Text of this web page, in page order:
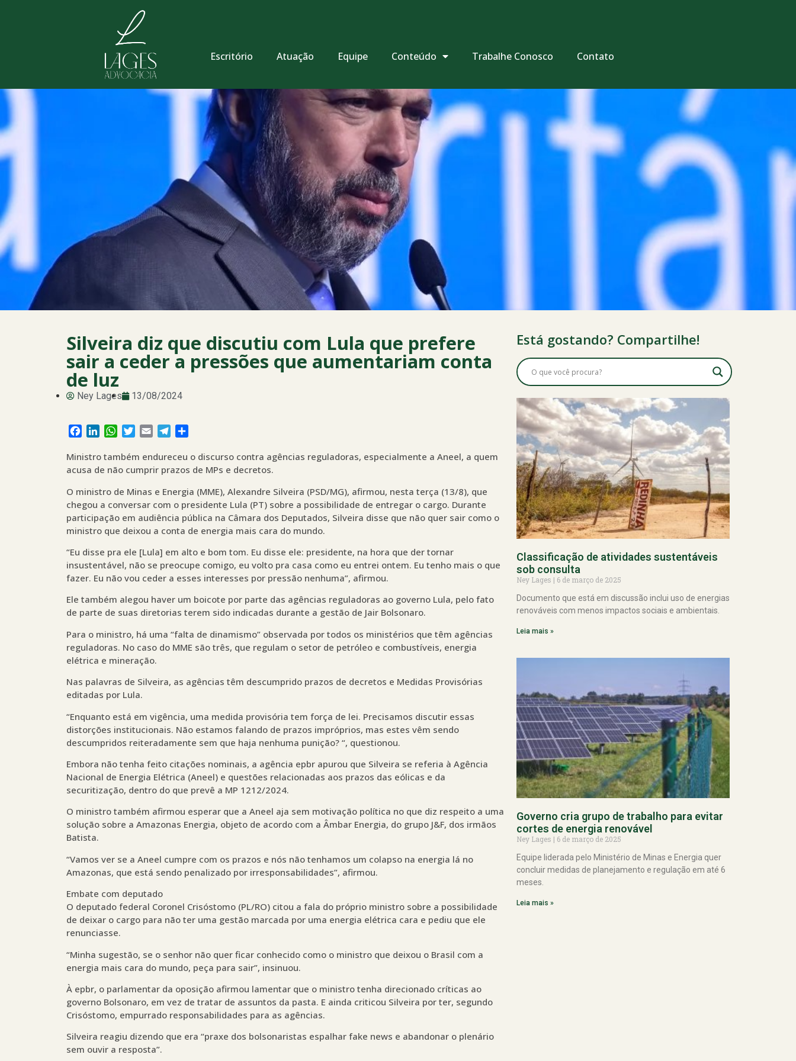
Escritório Atuação Equipe Conteúdo Trabalhe Conosco Contato
Silveira diz que discutiu com Lula que prefere
sair a ceder a pressões que aumentariam conta
de luz
Ney Lages 13/08/2024
Facebook
LinkedInWhatsApp
Twitter
Email Telegram
Ministro também endureceu o discurso contra agências reguladoras, especialmente a Aneel, a quem
acusa de não cumprir prazos de MPs e decretos.
O ministro de Minas e Energia (MME), Alexandre Silveira (PSD/MG), afirmou, nesta terça (13/8), que
chegou a conversar com o presidente Lula (PT) sobre a possibilidade de entregar o cargo. Durante
participação em audiência pública na Câmara dos Deputados, Silveira disse que não quer sair como o
ministro que deixou a conta de energia mais cara do mundo.
“Eu disse pra ele [Lula] em alto e bom tom. Eu disse ele: presidente, na hora que der tornar
insustentável, não se preocupe comigo, eu volto pra casa como eu entrei ontem. Eu tenho mais o que
fazer. Eu não vou ceder a esses interesses por pressão nenhuma”, afirmou.
Ele também alegou haver um boicote por parte das agências reguladoras ao governo Lula, pelo fato
de parte de suas diretorias terem sido indicadas durante a gestão de Jair Bolsonaro.
Para o ministro, há uma “falta de dinamismo” observada por todos os ministérios que têm agências
reguladoras. No caso do MME são três, que regulam o setor de petróleo e combustíveis, energia
elétrica e mineração.
Nas palavras de Silveira, as agências têm descumprido prazos de decretos e Medidas Provisórias
editadas por Lula.
“Enquanto está em vigência, uma medida provisória tem força de lei. Precisamos discutir essas
distorções institucionais. Não estamos falando de prazos impróprios, mas estes vêm sendo
descumpridos reiteradamente sem que haja nenhuma punição? “, questionou.
Embora não tenha feito citações nominais, a agência epbr apurou que Silveira se referia à Agência
Nacional de Energia Elétrica (Aneel) e questões relacionadas aos prazos das eólicas e da
securitização, dentro do que prevê a MP 1212/2024.
O ministro também afirmou esperar que a Aneel aja sem motivação política no que diz respeito a uma
solução sobre a Amazonas Energia, objeto de acordo com a Âmbar Energia, do grupo J&F, dos irmãos
Batista.
“Vamos ver se a Aneel cumpre com os prazos e nós não tenhamos um colapso na energia lá no
Amazonas, que está sendo penalizado por irresponsabilidades”, afirmou.
Embate com deputado
O deputado federal Coronel Crisóstomo (PL/RO) citou a fala do próprio ministro sobre a possibilidade
de deixar o cargo para não ter uma gestão marcada por uma energia elétrica cara e pediu que ele
renunciasse.
“Minha sugestão, se o senhor não quer ficar conhecido como o ministro que deixou o Brasil com a
energia mais cara do mundo, peça para sair”, insinuou.
À epbr, o parlamentar da oposição afirmou lamentar que o ministro tenha direcionado críticas ao
governo Bolsonaro, em vez de tratar de assuntos da pasta. E ainda criticou Silveira por ter, segundo
Crisóstomo, empurrado responsabilidades para as agências.
Silveira reagiu dizendo que era “praxe dos bolsonaristas espalhar fake news e abandonar o plenário
sem ouvir a resposta”.
Está gostando? Compartilhe!
Classificação de atividades sustentáveis
sob consulta
Ney Lages
6 de março de 2025
Documento que está em discussão inclui uso de energias
renováveis com menos impactos sociais e ambientais.
Leia mais »
Governo cria grupo de trabalho para evitar
cortes de energia renovável
Ney Lages
6 de março de 2025
Equipe liderada pelo Ministério de Minas e Energia quer
concluir medidas de planejamento e regulação em até 6
meses.
Leia mais »